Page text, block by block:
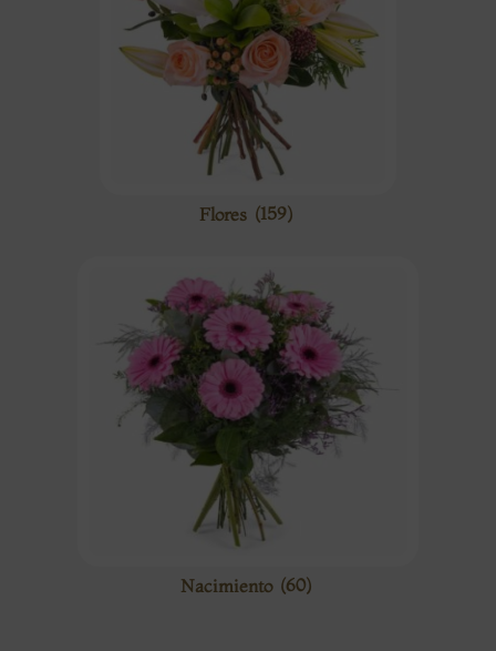
Flores (159)
Nacimiento (60)